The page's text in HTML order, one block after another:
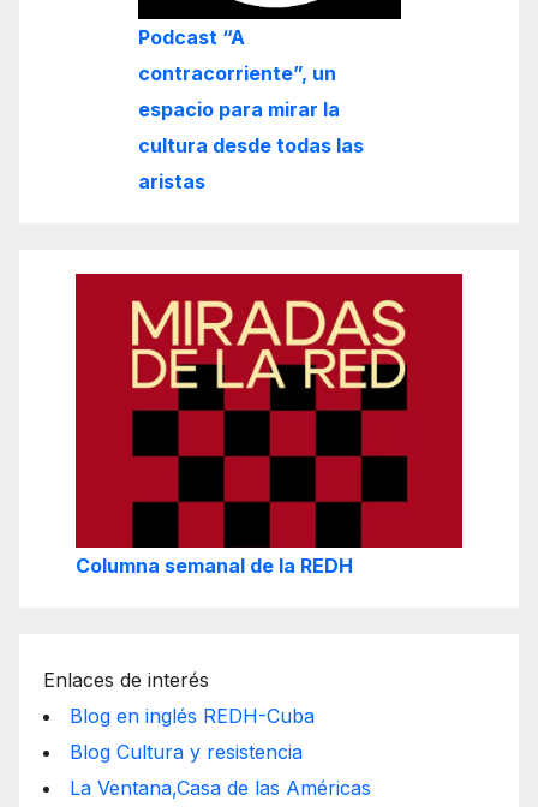
Podcast “A
contracorriente”, un
espacio para mirar la
cultura desde todas las
aristas
Columna semanal de la REDH
Enlaces de interés
Blog en inglés REDH-Cuba
Blog Cultura y resistencia
La Ventana,Casa de las Américas